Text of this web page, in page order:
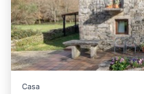
Casa